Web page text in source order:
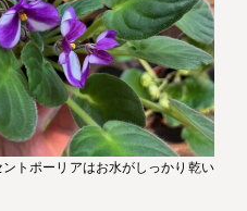
ポーリアはお水がしっかり乾い